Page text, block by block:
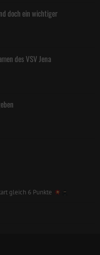
doch ein wichtiger
des VSV Jena
gleich 6 Punkte